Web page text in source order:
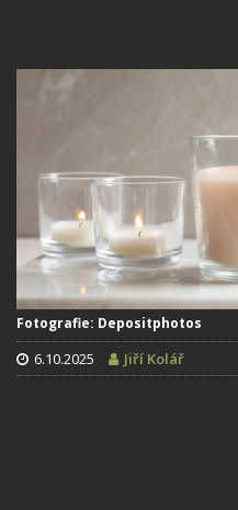
Fotografie: Depositphotos
6.10.2025 Jiří Kolář